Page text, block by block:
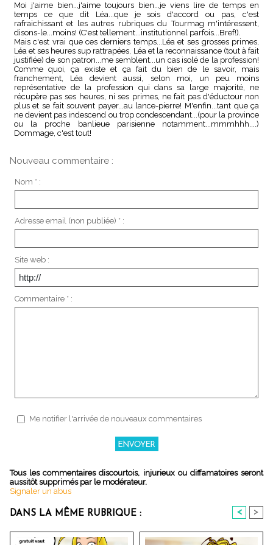
Moi j'aime bien...j'aime toujours bien...je viens lire de temps en
temps ce que dit Léa...que je sois d'accord ou pas, c'est
rafraichissant et les autres rubriques du Tourmag m'intéressent,
disons-le...moins! (C'est tellement...institutionnel parfois...Bref!).
Mais c'est vrai que ces derniers temps...Léa et ses grosses primes,
Léa et ses heures sup rattrapées, Léa et la reconnaissance (tout à fait
justifiée) de son patron...me semblent...un cas isolé de la profession!
Comme quoi, ça existe et ça fait du bien de le savoir, mais
franchement, Léa devient aussi, selon moi, un peu moins
représentative de la profession qui dans sa large majorité, ne
récupère pas ses heures, ni ses primes, ne fait pas d'éductour non
plus et se fait souvent payer...au lance-pierre! M'enfin...tant que ça
ne devient pas indescend ou trop condescendant...(pour la province
ou la proche banlieue parisienne notamment...mmmhhh....)
Dommage, c'est tout!
Nouveau commentaire :
Nom * :
Adresse email (non publiée) * :
Site web :
Commentaire * :
Me notifier l'arrivée de nouveaux commentaires
Tous les commentaires discourtois, injurieux ou diffamatoires seront
aussitôt supprimés par le modérateur.
Signaler un abus
DANS LA MÊME RUBRIQUE : < >